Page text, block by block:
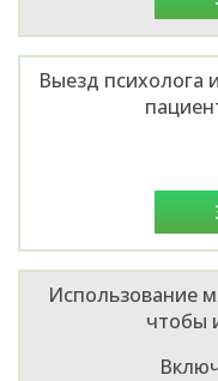
Выезд психолога
Использование
чтобы